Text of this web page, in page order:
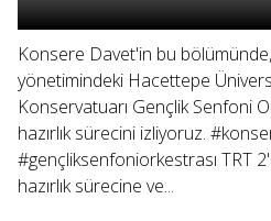
Konsere Davet'in bu
yönetimindeki Hacettepe
Konservatuarı Gençlik Senfoni
hazırlık sürecini izliyoruz.
#gençliksenfoniorkestrası TRT
hazırlık sürecine ve...